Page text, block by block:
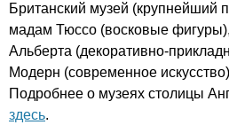
Британский музей (крупнейший
мадам Тюссо (восковые
Альберта (декоративно-
Модерн (современное
Подробнее о музеях столицы
здесь.